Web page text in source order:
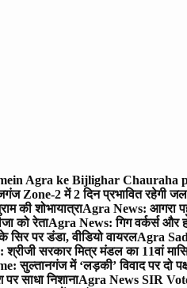
Agra ke Bijlighar Chauraha
Zone-2 में 2 दिन प्रभावित रहेगी
की शोभायात्राAgra News: आगरा
को रेताAgra News: गिग वर्कर्स और
पर डंडा, वीडियो वायरलAgra
सरकार मित्र मंडल का 11वां
सुल्तानगंज में ‘लड़की’ विवाद पर दो
साधा निशानाAgra News SIR